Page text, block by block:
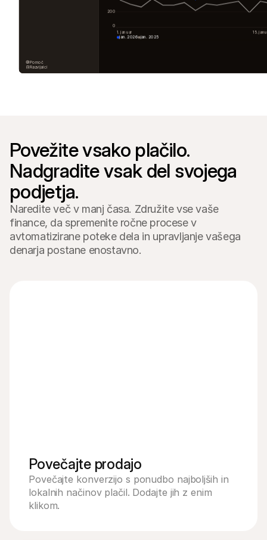
Pomoč
Razvijalci
200
0
1. januar 15.
jan. 2026 jan. 2025
Povežite vsako plačilo.
Nadgradite vsak del svojega
podjetja.
Naredite več v manj časa. Združite vse vaše
finance, da spremenite ročne procese v
avtomatizirane poteke dela in upravljanje vašega
denarja postane enostavno.
Povečajte prodajo
Povečajte konverzijo s ponudbo najboljših in
lokalnih načinov plačil. Dodajte jih z enim
klikom.
Ugotovite, zakaj se Mollie pojavlja na vašem bančnem
Odkrijte, kako lahko pomagamo vašemu podjetju